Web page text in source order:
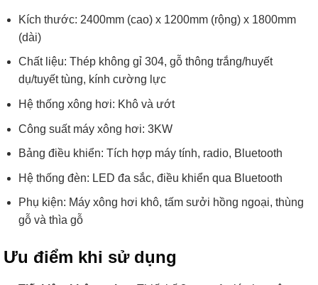
Kích thước: 2400mm (cao) x 1200mm (rộng) x 1800mm
(dài)
Chất liệu: Thép không gỉ 304, gỗ thông trắng/huyết
dụ/tuyết tùng, kính cường lực
Hệ thống xông hơi: Khô và ướt
Công suất máy xông hơi: 3KW
Bảng điều khiển: Tích hợp máy tính, radio, Bluetooth
Hệ thống đèn: LED đa sắc, điều khiển qua Bluetooth
Phụ kiện: Máy xông hơi khô, tấm sưởi hồng ngoại, thùng
gỗ và thìa gỗ
Ưu điểm khi sử dụng